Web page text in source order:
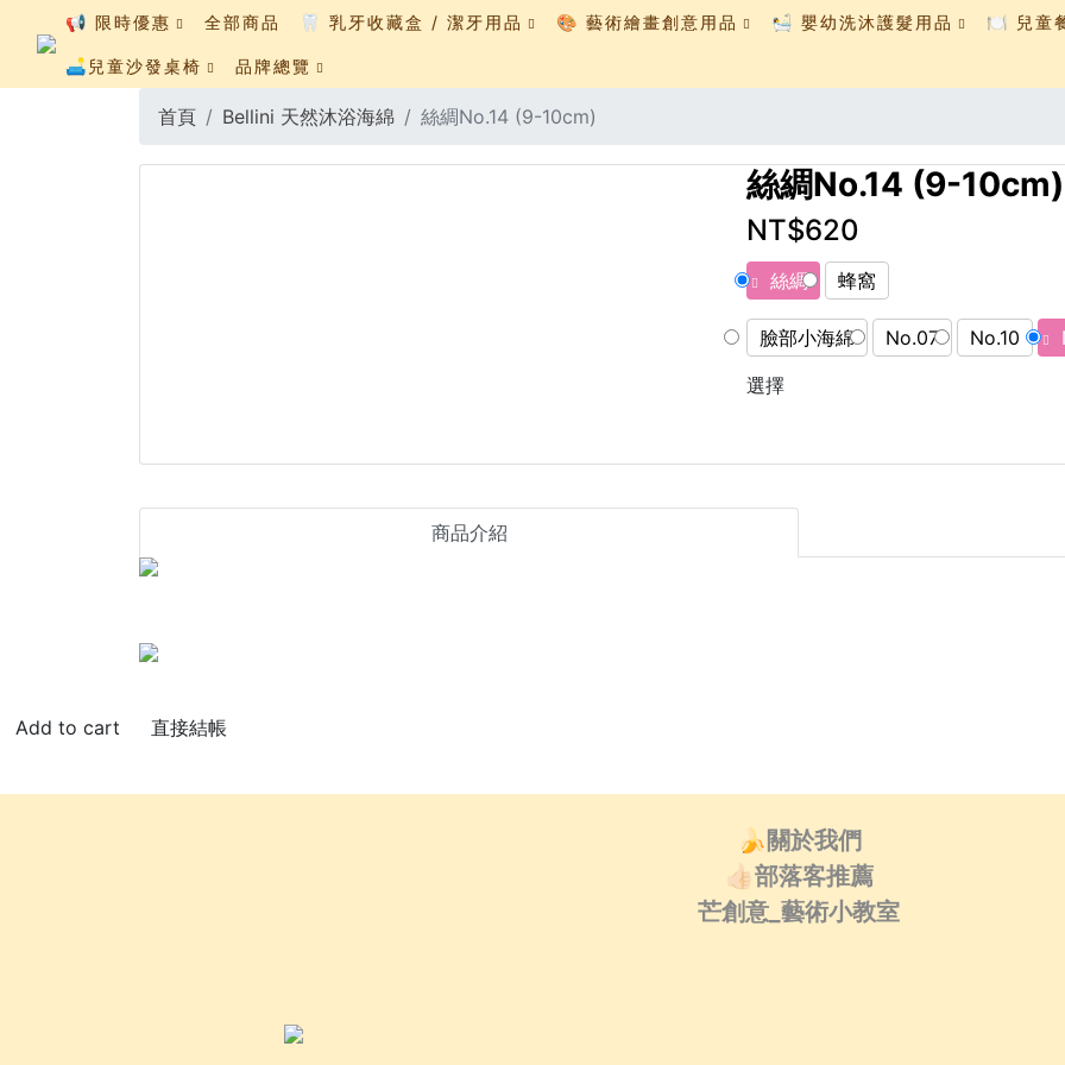
📢 限時優惠 全部商品 🦷 乳牙收藏盒 / 潔牙用品 🎨 藝術繪畫創意用品 🛀 嬰幼洗沐護髮用品 🍽️ 兒童
🛋️兒童沙發桌椅 品牌總覽
首頁 Bellini 天然沐浴海綿 絲綢No.14 (9-10cm)
絲綢No.14 (9-10cm)
NT$620
絲綢 蜂窩
臉部小海綿 No.07 No.10
選擇
商品介紹
直接結帳
🍌關於我們
👍🏻部落客推薦
芒創意_藝術小教室